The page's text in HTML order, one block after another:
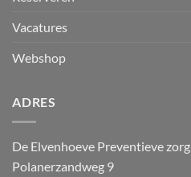
Vacatures
Webshop
ADRES
De Elvenhoeve Preventieve zorg
Polanerzandweg 9